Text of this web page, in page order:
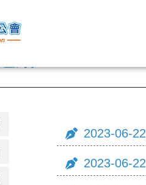
2023-06-22
2023-06-22